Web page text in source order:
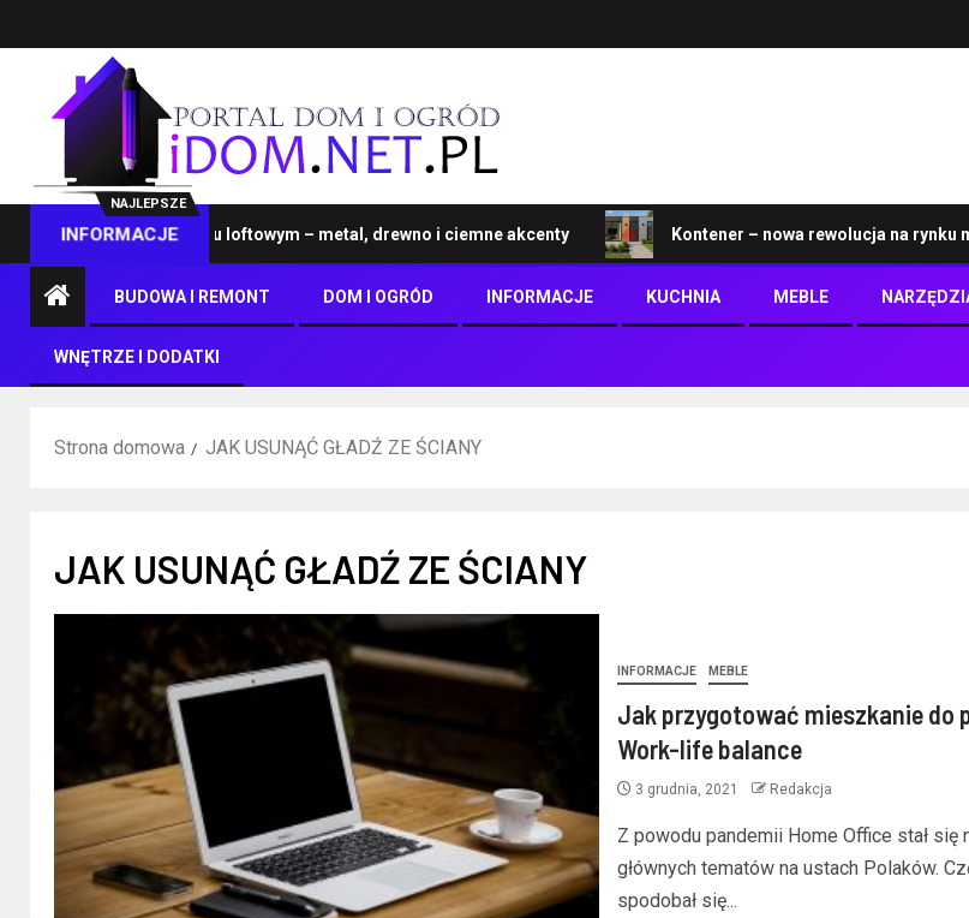
NAJLEPSZE
INFORMACJE
na wymiar w stylu loftowym – metal, drewno i ciemne akcenty Kontener – nowa rewolucja na rynku
BUDOWA I REMONT DOM I OGRÓD INFORMACJE KUCHNIA MEBLE
WNĘTRZE I DODATKI
Strona domowa JAK USUNĄĆ GŁADŹ ZE ŚCIANY
JAK USUNĄĆ GŁADŹ ZE ŚCIANY
INFORMACJE MEBLE
Jak przygotować mieszkanie do
Work-life balance
3 grudnia, 2021 Redakcja
Z powodu pandemii Home Office stał się
głównych tematów na ustach Polaków.
spodobał się...